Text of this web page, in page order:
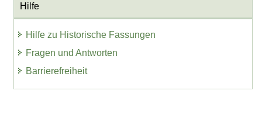
Hilfe
Hilfe zu Historische Fassungen
Fragen und Antworten
Barrierefreiheit